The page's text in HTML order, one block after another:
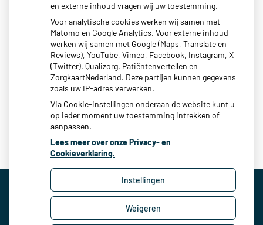
Wat houdt dit in?
NHG-Praktijkaccreditering is hét kwaliteitskeurmerk in de
huisartsenpraktijk. De praktijk wordt beoordeelt door een
kritische auditor. Mede door de NHG accreditatie zijn we in
onze praktijk voortdurend bezig met het verbeteren van de
kwaliteit van onze zorg en organisatie.
Uw Zorg Online|Beheer
en externe inhoud vragen wij uw toestemming.
Voor analytische cookies werken wij samen met
Matomo en Google Analytics. Voor externe inhoud
werken wij samen met Google (Maps, Translate en
Reviews), YouTube, Vimeo, Facebook, Instagram, X
(Twitter), Qualizorg, Patiëntenvertellen en
ZorgkaartNederland. Deze partijen kunnen gegevens
zoals uw IP-adres verwerken.
Via Cookie-instellingen onderaan de website kunt u
op ieder moment uw toestemming intrekken of
aanpassen.
Lees meer over onze Privacy- en
Cookieverklaring.
Instellingen
Weigeren